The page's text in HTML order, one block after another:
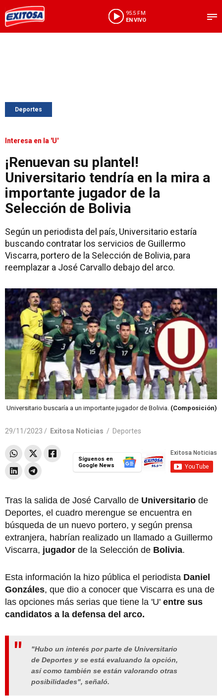
95.5 FM
EN VIVO
Deportes
Interesa en la 'U'
¡Renuevan su plantel!
Universitario tendría en la mira a
importante jugador de la
Selección de Bolivia
Según un periodista del país, Universitario estaría
buscando contratar los servicios de Guillermo
Viscarra, portero de la Selección de Bolivia, para
reemplazar a José Carvallo debajo del arco.
Universitario buscaría a un importante jugador de Bolivia. (Composición)
29/11/2023 / Exitosa Noticias / Deportes
Síguenos en
Google News
Tras la salida de José Carvallo de Universitario de
Deportes, el cuadro merengue se encuentra en
búsqueda de un nuevo portero, y según prensa
extranjera, habrían realizado un llamado a Guillermo
Viscarra, jugador de la Selección de Bolivia.
Esta información la hizo pública el periodista Daniel
Gonzáles, que dio a conocer que Viscarra es una de
las opciones más serias que tiene la 'U' entre sus
candidatos a la defensa del arco.
"Hubo un interés por parte de Universitario
de Deportes y se está evaluando la opción,
así como también se están valorando otras
posibilidades", señaló.